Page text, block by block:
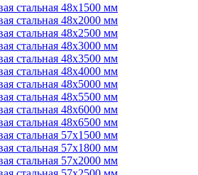
стальная 48х1500 мм
стальная 48х2000 мм
стальная 48х2500 мм
стальная 48х3000 мм
стальная 48х3500 мм
стальная 48х4000 мм
стальная 48х5000 мм
стальная 48х5500 мм
стальная 48х6000 мм
стальная 48х6500 мм
стальная 57х1500 мм
стальная 57х1800 мм
стальная 57х2000 мм